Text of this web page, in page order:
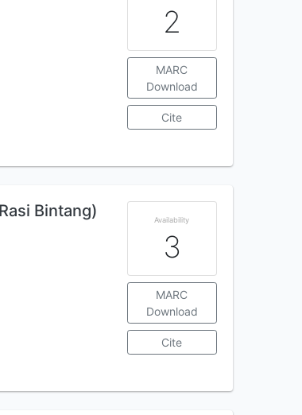
2
MARC
Download
Cite
Bintang) Availability
3
MARC
Download
Cite